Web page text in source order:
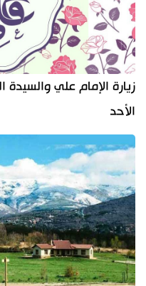
زيارة الإمام علي والسيدة
الأحد